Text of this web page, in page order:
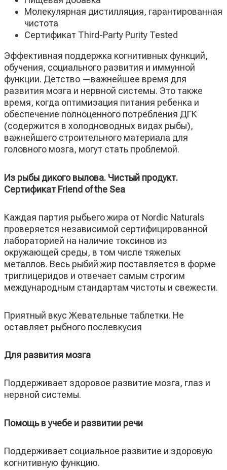
Молекулярная дистилляция, гарантированная
чистота
Сертификат Third-Party Purity Tested
Эффективная поддержка когнитивных функций,
обучения, социального развития и иммунной
функции. Детство —важнейшее время для
развития мозга и нервной системы. Это также
время, когда оптимизация питания ребенка и
обеспечение полноценного потребления ДГК
(содержится в холодноводных видах рыбы),
важнейшего строительного материала для
головного мозга, могут стать проблемой.
Из рыбы дикого вылова. Чистый продукт.
Сертификат Friend of the Sea
Каждая партия рыбьего жира от Nordic Naturals
проверяется независимой сертифицированной
лабораторией на наличие токсинов из
окружающей среды, в том числе тяжелых
металлов. Весь рыбий жир поставляется в форме
триглицеридов и отвечает самым строгим
международным стандартам чистоты и свежести.
Приятный вкус Жевательные таблетки. Не
оставляет рыбного послевкусия
Для развития мозга
Поддерживает здоровое развитие мозга, глаз и
нервной системы.
Помощь в учебе и развитии речи
Поддерживает социальное развитие и здоровую
когнитивную функцию.